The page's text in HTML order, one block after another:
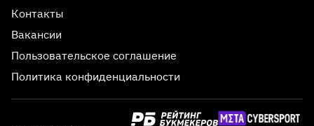
Контакты
Вакансии
Пользовательское соглашение
Политика конфиденциальности